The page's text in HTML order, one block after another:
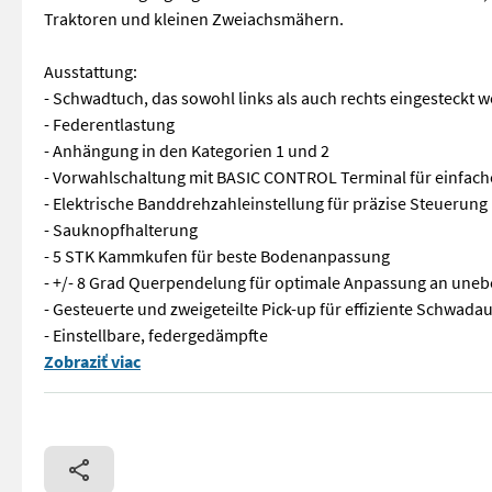
Traktoren und kleinen Zweiachsmähern.
Ausstattung:
- Schwadtuch, das sowohl links als auch rechts eingesteckt
- Federentlastung
- Anhängung in den Kategorien 1 und 2
- Vorwahlschaltung mit BASIC CONTROL Terminal für
- Elektrische Banddrehzahleinstellung für präzise Steuerung
- Sauknopfhalterung
- 5 STK Kammkufen für beste Bodenanpassung
- +/- 8 Grad Querpendelung für optimale Anpassung an
- Gesteuerte und zweigeteilte Pick-up für effiziente
- Einstellbare, federgedämpfte
Der MERGENTO F 4010 ALPIN ist das Leichtgewicht unter
Zobraziť viac